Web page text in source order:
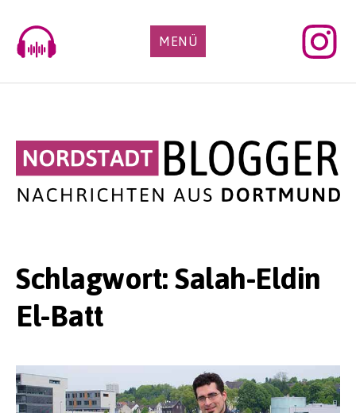
content
MENÜ
Schlagwort:Salah-Eldin
El-Batt